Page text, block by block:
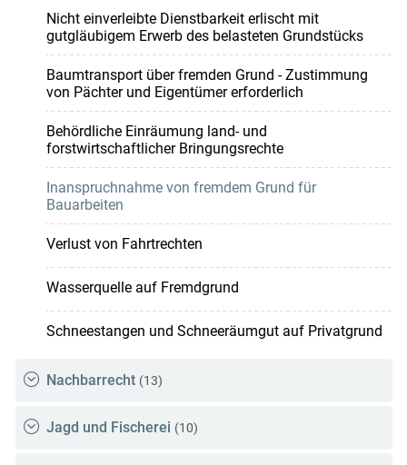
Nicht einverleibte Dienstbarkeit erlischt mit
gutgläubigem Erwerb des belasteten Grundstücks
Baumtransport über fremden Grund - Zustimmung
von Pächter und Eigentümer erforderlich
Behördliche Einräumung land- und
forstwirtschaftlicher Bringungsrechte
Inanspruchnahme von fremdem Grund für
Bauarbeiten
Verlust von Fahrtrechten
Wasserquelle auf Fremdgrund
Schneestangen und Schneeräumgut auf Privatgrund
Nachbarrecht (13)
Jagd und Fischerei (10)